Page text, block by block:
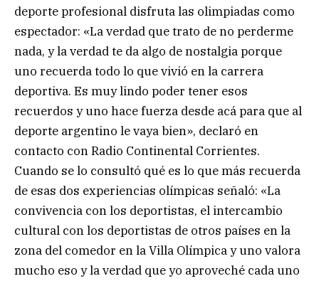
deporte profesional disfruta las olimpiadas como
espectador: «La verdad que trato de no perderme
nada, y la verdad te da algo de nostalgia porque
uno recuerda todo lo que vivió en la carrera
deportiva. Es muy lindo poder tener esos
recuerdos y uno hace fuerza desde acá para que al
deporte argentino le vaya bien», declaró en
contacto con Radio Continental Corrientes.
Cuando se lo consultó qué es lo que más recuerda
de esas dos experiencias olímpicas señaló: «La
convivencia con los deportistas, el intercambio
cultural con los deportistas de otros países en la
zona del comedor en la Villa Olímpica y uno valora
mucho eso y la verdad que yo aproveché cada uno